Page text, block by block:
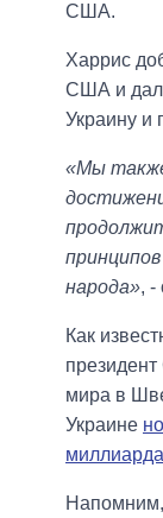
США.
Харрис
США и
Украину и
«Мы
народа», -
Как
мира в
Украине